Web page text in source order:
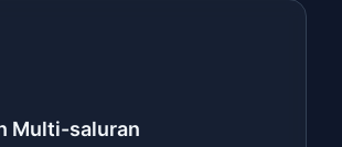
Multi-saluran